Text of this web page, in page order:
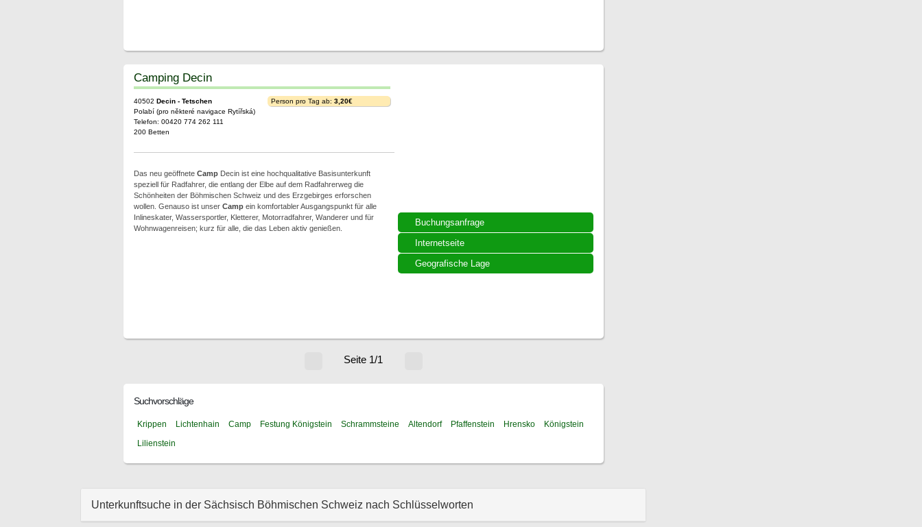
Buchungsanfrage
Internetseite
Geografische Lage
Camping Decin
40502 Decin - Tetschen
Polabí (pro některé navigace Rytířská)
Telefon: 00420 774 262 111
200 Betten
Person pro Tag ab: 3,20€
Das neu geöffnete CampDecin ist eine hochqualitative Basisunterkunft
speziell für Radfahrer, die entlang der Elbe auf dem Radfahrerweg die
Schönheiten der Böhmischen Schweiz und des Erzgebirges erforschen
wollen. Genauso ist unser Campein komfortabler Ausgangspunkt für alle
Inlineskater, Wassersportler, Kletterer, Motorradfahrer, Wanderer und für
Wohnwagenreisen; kurz für alle, die das Leben aktiv genießen.
Seite 1/1
Suchvorschläge
Krippen Lichtenhain Camp Festung Königstein Schrammsteine Altendorf Pfaffenstein Hrensko
Königstein
Lilienstein
Unterkunftsuche in der Sächsisch Böhmischen Schweiz nach Schlüsselworten